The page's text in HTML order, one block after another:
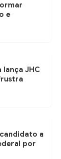
e
lança JHC
a
por